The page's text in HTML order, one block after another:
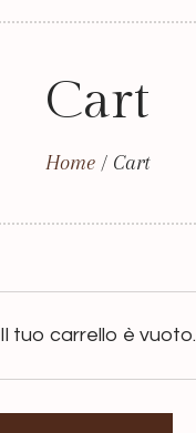
Cart
Home / Cart
Il tuo carrello è vuoto.